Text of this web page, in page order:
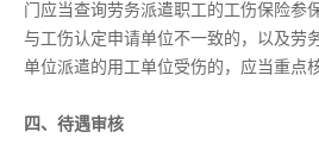
门应当查询劳务派遣职工的工伤保险参
与工伤认定申请单位不一致的，以及劳
单位派遣的用工单位受伤的，应当重点核
四、待遇审核